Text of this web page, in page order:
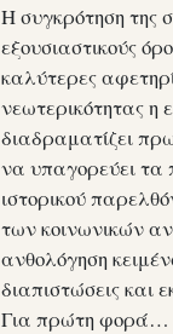
Η συγκρότηση της
εξουσιαστικούς
καλύτερες
νεωτερικότητας η
διαδραματίζει
να υπαγορεύει τα
ιστορικού
των κοινωνικών
ανθολόγηση
διαπιστώσεις και
Για πρώτη φορά…